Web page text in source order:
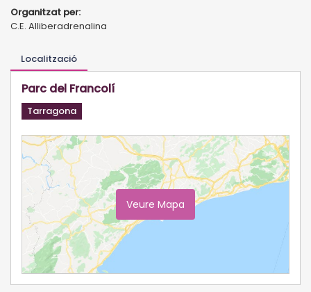
Organitzat per:
C.E. Alliberadrenalina
Localització
Parc del Francolí
Tarragona
Veure Mapa